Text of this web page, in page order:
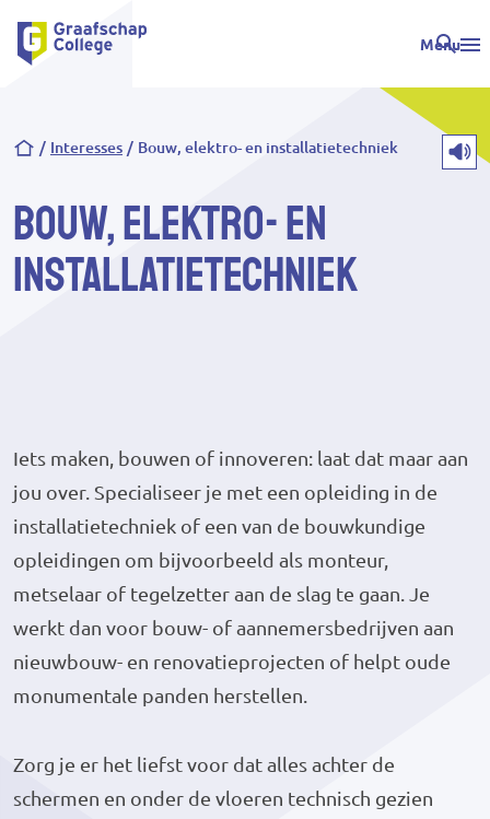
Menu
Kruimelpad
Interesses Bouw, elektro- en installatietechniek
Bouw, elektro- en
installatietechniek
Iets maken, bouwen of innoveren: laat dat maar aan
jou over. Specialiseer je met een opleiding in de
installatietechniek of een van de bouwkundige
opleidingen om bijvoorbeeld als monteur,
metselaar of tegelzetter aan de slag te gaan. Je
werkt dan voor bouw- of aannemersbedrijven aan
nieuwbouw- en renovatieprojecten of helpt oude
monumentale panden herstellen.
Zorg je er het liefst voor dat alles achter de
schermen en onder de vloeren technisch gezien